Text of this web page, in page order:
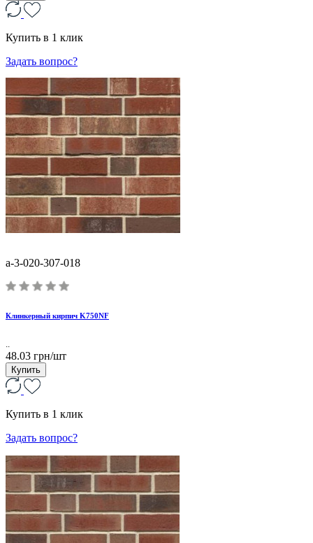
Купить в 1 клик
Задать вопрос?
a-3-020-307-018
Клинкерный кирпич K750NF
..
48.03 грн/шт
Купить
Купить в 1 клик
Задать вопрос?